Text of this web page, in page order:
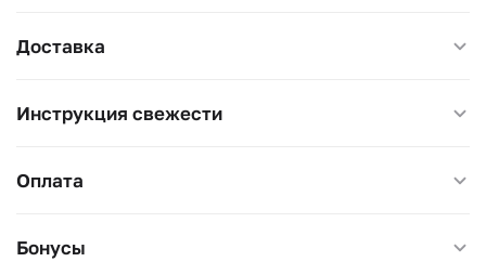
Доставка
Инструкция свежести
Оплата
Бонусы